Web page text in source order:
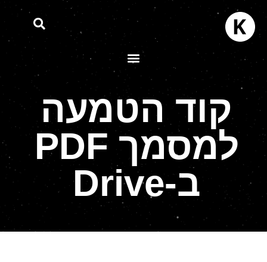
קוד הטמעה
למסמך PDF
ב-Drive